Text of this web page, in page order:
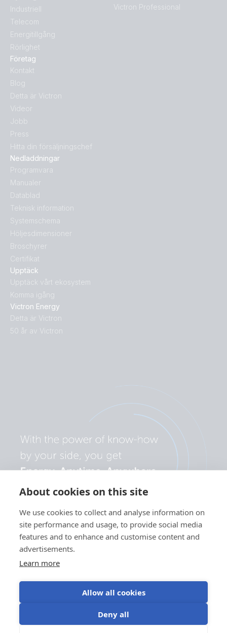
About cookies on this site
We use cookies to collect and analyse information on
site performance and usage, to provide social media
features and to enhance and customise content and
advertisements.
Learn more
Allow all cookies
Deny all
Upptäck
Upptäck vårt ekosystem
Komma igång
Victron Energy
Detta är Victron
50 år av Victron
Nedladdningar
Programvara
Manualer
Datablad
Teknisk information
Systemschema
Höljesdimensioner
Broschyrer
Certifikat
Industriell
Telecom
Energitillgång
Rörlighet
Företag
Kontakt
Blog
Detta är Victron
Videor
Jobb
Press
Hitta din försäljningschef
Victron Professional
Sekretesspolicy
kakor
Användningsvillkor